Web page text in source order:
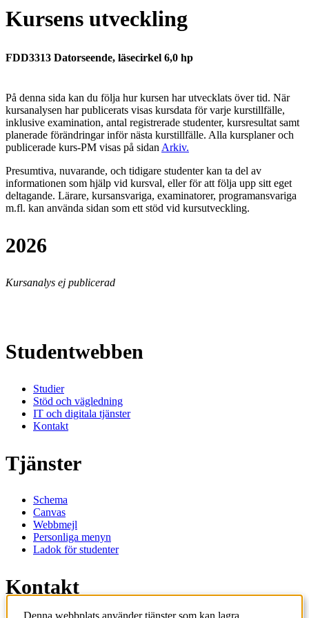
Kursens utveckling
FDD3313 Datorseende, läsecirkel 6,0 hp
På denna sida kan du följa hur kursen har utvecklats över tid. När
kursanalysen har publicerats visas kursdata för varje kurstillfälle,
inklusive examination, antal registrerade studenter, kursresultat samt
planerade förändringar inför nästa kurstillfälle. Alla kursplaner och
publicerade kurs-PM visas på sidan Arkiv.
Presumtiva, nuvarande, och tidigare studenter kan ta del av
informationen som hjälp vid kursval, eller för att följa upp sitt eget
deltagande. Lärare, kursansvariga, examinatorer, programansvariga
m.fl. kan använda sidan som ett stöd vid kursutveckling.
2026
Kursanalys ej publicerad
Studentwebben
Studier
Stöd och vägledning
IT och digitala tjänster
Kontakt
Tjänster
Schema
Canvas
Webbmejl
Personliga menyn
Ladok för studenter
Kontakt
Denna webbplats använder tjänster som kan lagra